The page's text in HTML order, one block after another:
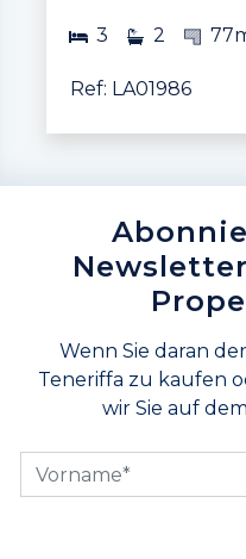
3 2
Ref: LA01986
Wenn Sie daran
Teneriffa zu kaufen
wir Sie auf